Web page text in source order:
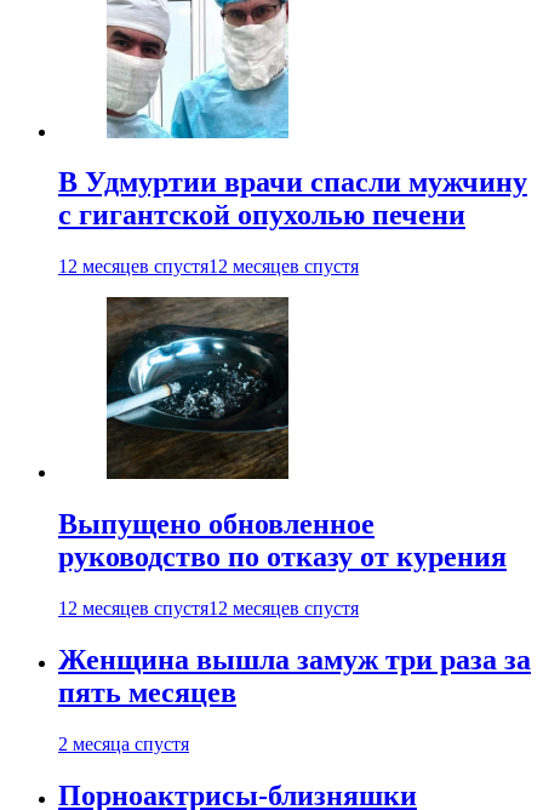
В Удмуртии врачи спасли мужчину
с гигантской опухолью печени
12 месяцев спустя12 месяцев спустя
Выпущено обновленное
руководство по отказу от курения
12 месяцев спустя12 месяцев спустя
Женщина вышла замуж три раза за
пять месяцев
2 месяца спустя
Порноактрисы-близняшки